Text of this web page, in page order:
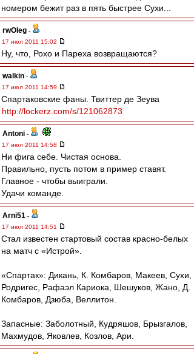
номером бежит раз в пять быстрее Сухи...
rwOleg -
17 июл 2011 15:02
Ну, что, Рохо и Пареха возвращаются?
walkin -
17 июл 2011 14:59
Спартаковские фаны. Твиттер де Зеува
http://lockerz.com/s/121062873
Antoni -
17 июл 2011 14:58
Ни фига себе. Чистая основа.
Правильно, пусть потом в пример ставят.
Главное - чтобы выиграли.
Удачи команде.
Arni51 -
17 июл 2011 14:51
Стал известен стартовый состав красно-белых
на матч с «Истрой».
«Спартак»: Дикань, К. Комбаров, Макеев, Сухи,
Родригес, Рафаэл Кариока, Шешуков, Жано, Д.
Комбаров, Дзюба, Веллитон.
Запасные: Заболотный, Кудряшов, Брызгалов,
Махмудов, Яковлев, Козлов, Ари.